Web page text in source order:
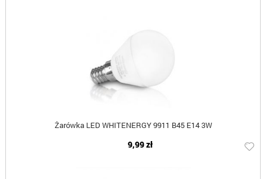
Żarówka LED WHITENERGY 9911 B45 E14 3W
9,99 zł